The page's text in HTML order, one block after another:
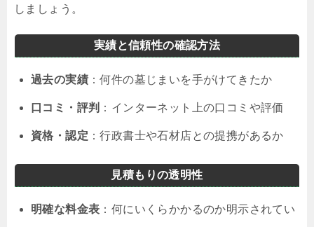
しましょう。
実績と信頼性の確認方法
過去の実績 ：何件の墓じまいを手がけてきたか
口コミ・評判 ：インターネット上の口コミや評価
資格・認定 ：行政書士や石材店との提携があるか
見積もりの透明性
明確な料金表 ：何にいくらかかるのか明示されてい